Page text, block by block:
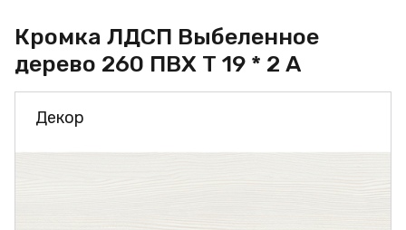
Кромка ЛДСП Выбеленное
дерево 260 ПВХ Т 19 * 2 А
Декор